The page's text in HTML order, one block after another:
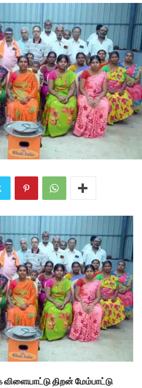
திறன் மேம்பாட்டு